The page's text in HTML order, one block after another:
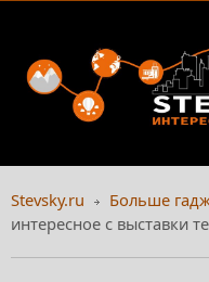
Stevsky.ru Больше
интересное с выставки